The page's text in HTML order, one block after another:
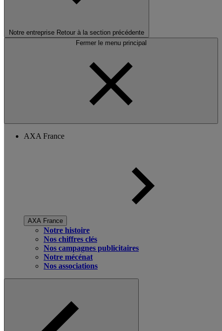
Notre entreprise Retour à la section précédente
Fermer le menu principal
AXA France
AXA France
Notre histoire
Nos chiffres clés
Nos campagnes publicitaires
Notre mécénat
Nos associations